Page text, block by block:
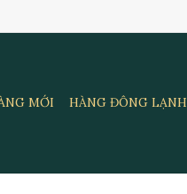
MỚI HÀNG ĐÔNG LẠNH